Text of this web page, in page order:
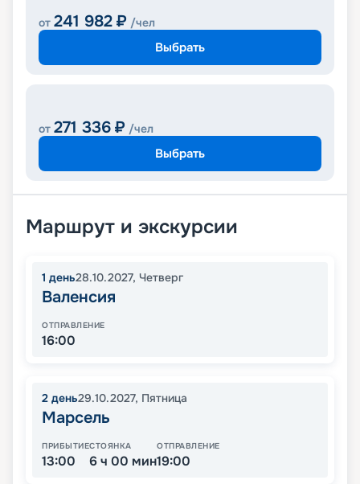
от 241 982 ₽ /чел
Выбрать
от 271 336 ₽ /чел
Выбрать
Маршрут и экскурсии
1 день28.10.2027, Четверг
Валенсия
ОТПРАВЛЕНИЕ
16:00
2 день29.10.2027, Пятница
Марсель
ПРИБЫТИЕ
13:00
СТОЯНКА
6 ч 00 мин
ОТПРАВЛЕНИЕ
19:00